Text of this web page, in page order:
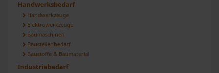
Handwerksbedarf
Handwerkzeuge
Elektrowerkzeuge
Baumaschinen
Baustellenbedarf
Baustoffe & Baumaterial
Industriebedarf